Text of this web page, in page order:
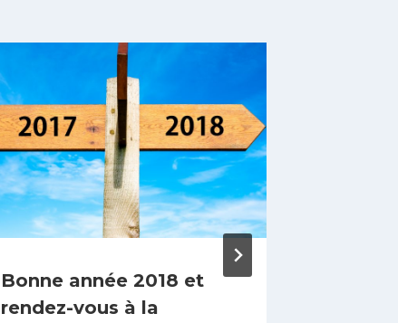
Bonne année 2018 et
rendez-vous à la